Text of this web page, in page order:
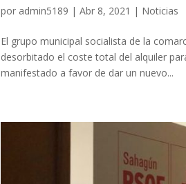
por admin5189 | Abr 8, 2021 | Noticias
El grupo municipal socialista de la
desorbitado el coste total del alquiler
manifestado a favor de dar un nuevo...